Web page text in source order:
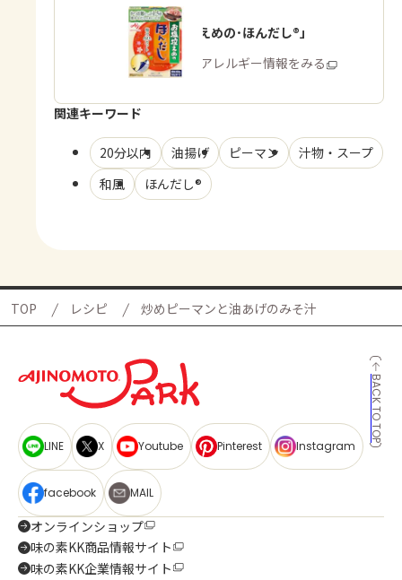
「お塩控えめの･ほんだし®」
商品・アレルギー情報をみる
関連キーワード
20分以内 油揚げ ピーマン
汁物・スープ
和風
ほんだし®
TOP レシピ 炒めピーマンと油あげのみそ汁
BACK TO TOP
LINE X Youtube Pinterest Instagram
facebook MAIL
オンラインショップ
味の素KK商品情報サイト
味の素KK企業情報サイト